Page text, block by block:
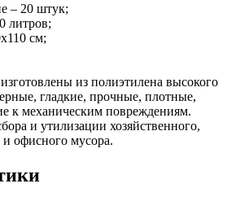
– 20 штук;
литров;
см;
из полиэтилена высокого
гладкие, прочные, плотные,
к механическим повреждениям.
и утилизации хозяйственного,
и офисного мусора.